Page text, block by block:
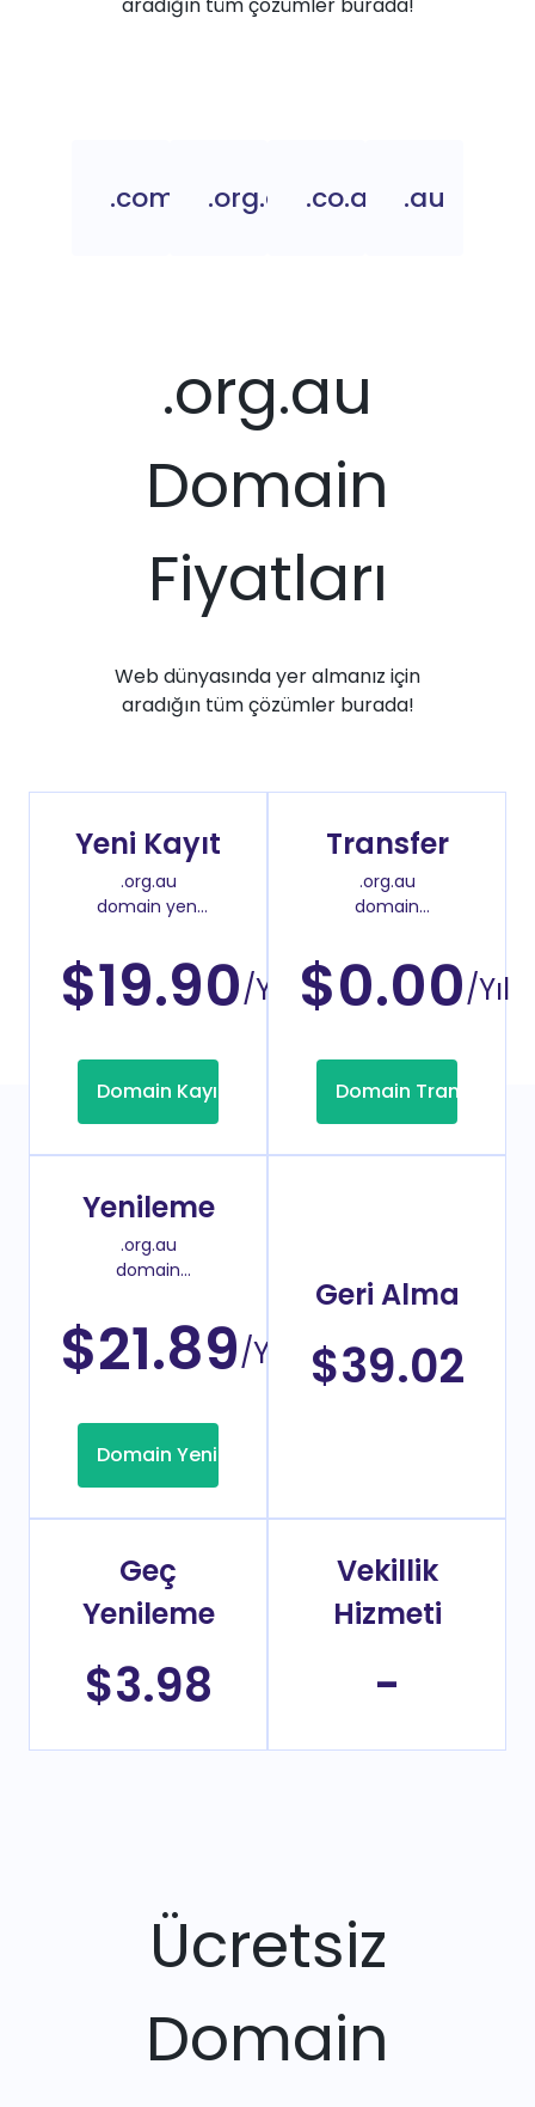
aradığın tüm çözümler burada!
.com.au.org.au .co.au .au
.org.au
Domain
Fiyatları
Web dünyasında yer almanız için
aradığın tüm çözümler burada!
Yeni Kayıt
.org.au
domain yeni
$19.90/Yıl
Domain Kayıt
Transfer
.org.au
domain
$0.00/Yıl
Domain Transfer
Yenileme
.org.au
domain
$21.89/Yıl
Domain Yenileme
Geri Alma
$39.02
Geç
Yenileme
$3.98
Vekillik
Hizmeti
-
Ücretsiz
Domain